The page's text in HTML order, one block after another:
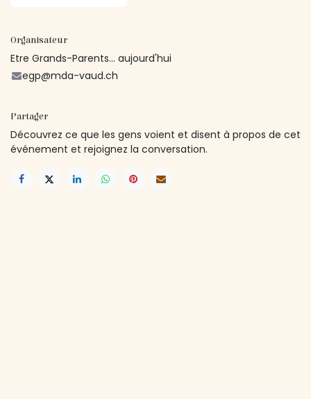
Organisateur
Etre Grands-Parents... aujourd'hui
egp@mda-vaud.ch
Partager
Découvrez ce que les gens voient et disent à propos de cet
événement et rejoignez la conversation.